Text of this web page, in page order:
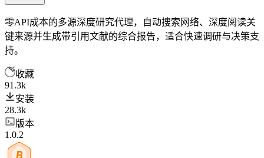
零API成本的多源深度研究代理，自动搜索网络、深度阅读关
键来源并生成带引用文献的综合报告，适合快速调研与决策支
持。
收藏
91.3k
安装
28.3k
版本
1.0.2